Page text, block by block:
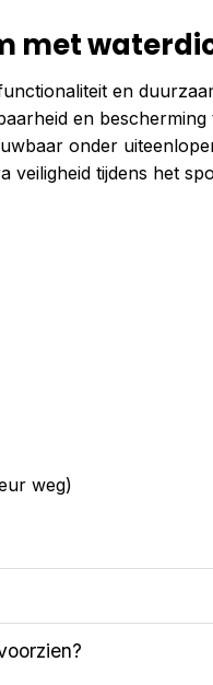
met
en
en bescherming
onder
tijdens het
weg)